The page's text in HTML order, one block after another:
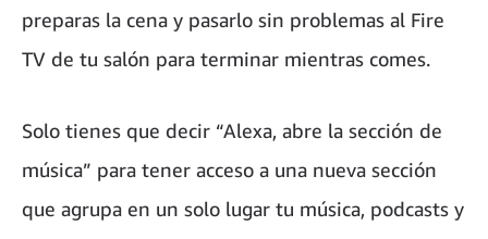
preparas la cena y pasarlo sin problemas al Fire
TV de tu salón para terminar mientras comes.
Solo tienes que decir “Alexa, abre la sección de
música” para tener acceso a una nueva sección
que agrupa en un solo lugar tu música, podcasts y